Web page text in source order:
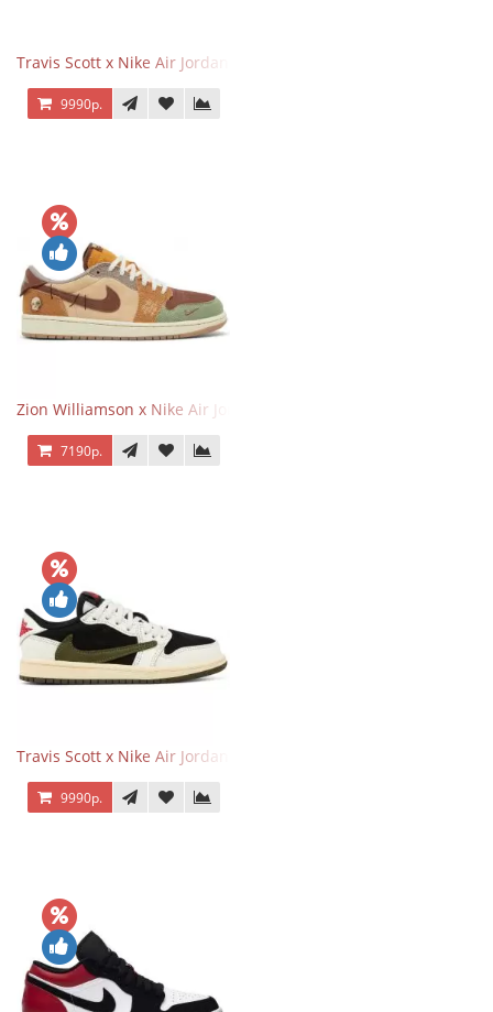
Travis Scott x Nike Air Jordan 1 Retro Low OG SP Black Phantom
9990р.
Zion Williamson x Nike Air Jordan 1 Retro Low OG Voodoo
7190р.
Travis Scott x Nike Air Jordan 1 Retro Low OG SP Olive
9990р.